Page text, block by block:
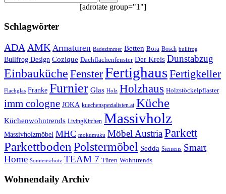
[adrotate group="1"]
Schlagwörter
ADA AMK Armaturen Badezimmer Betten Bora Bosch bullfrog
Bullfrog Design Cozique Dachflächenfenster Der Kreis Dunstabzug
Einbauküche FensterFertighausFertigkeller
Flachglas Franke Furnier Glas Holz Holzhaus Holzstöckelpflaster
imm cologne JOKA kuechenspezialisten.at Küche
Küchenwohntrends LivingKitchen Massivholz
Massivholzmöbel MHC mokumuku Möbel AustriaParkett
Parkettboden Polstermöbel Sedda Siemens Smart
Home Sonnenschutz TEAM 7 Türen Wohntrends
Wohnendaily Archiv